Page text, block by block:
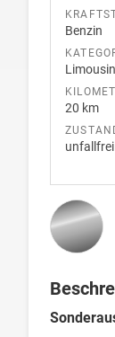
Benzin
20 km
unfallfrei